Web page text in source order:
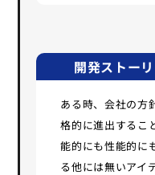
開発ストー
ある時、会社の方
格的に進出する
能的にも性能的に
る他には無いアイ